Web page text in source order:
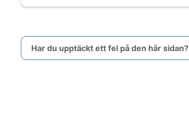
Har du upptäckt ett fel på den här sidan?